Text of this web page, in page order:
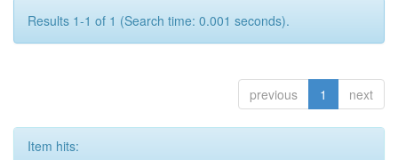
Results 1-1 of 1 (Search time: 0.001 seconds).
previous 1 next
Item hits: